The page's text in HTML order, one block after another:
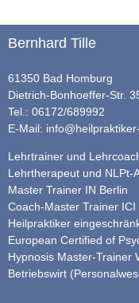
Bernhard Tille
61350 Bad Homburg
Dietrich-Bonhoeffer-Str.
Tel.: 06172/689992
E-Mail:
Lehrtrainer und
Lehrtherapeut und NLPt-
Master Trainer IN Berlin
Coach-Master Trainer ICI
Heilpraktiker
European Certified of
Hypnosis Master-Trainer
Betriebswirt